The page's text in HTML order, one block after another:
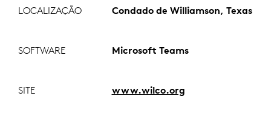
LOCALIZAÇÃO Condado de Williamson, Texas
SOFTWARE Microsoft Teams
SITE www.wilco.org